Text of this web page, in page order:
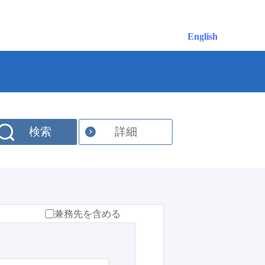
English
検索 詳細
兼務先を含める